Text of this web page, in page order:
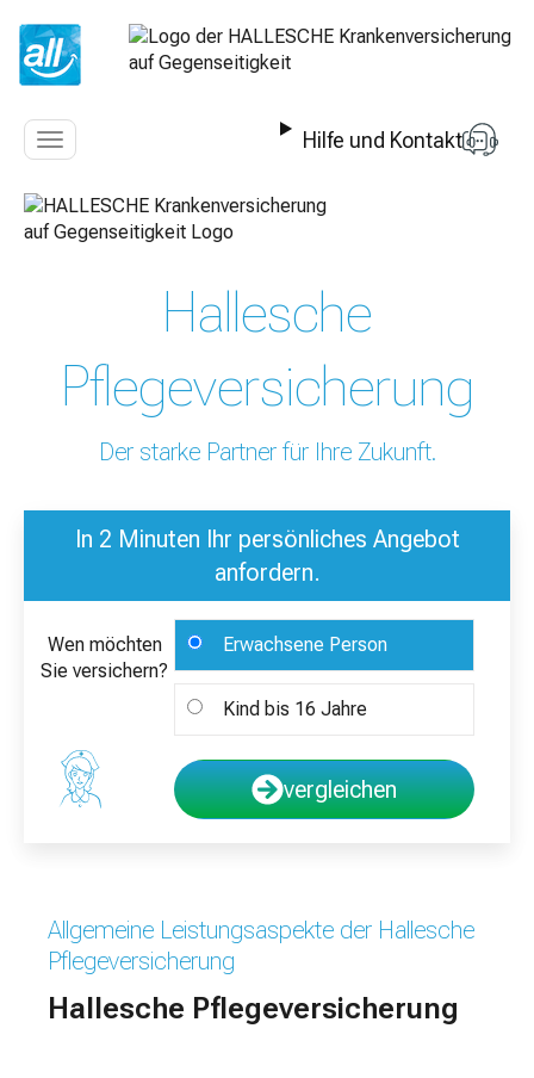
Navigation
Hilfe und Kontakt
Hallesche
Pflegeversicherung
Der starke Partner für Ihre Zukunft.
In 2 Minuten Ihr persönliches Angebot
anfordern.
Wen möchten
Sie versichern?
Erwachsene Person
Kind bis 16 Jahre
vergleichen
Allgemeine Leistungsaspekte der Hallesche
Pflegeversicherung
Hallesche Pflegeversicherung